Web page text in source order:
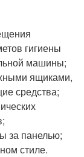
гигиены
машины;
ящиками,
средства;
за панелью;
стиле.